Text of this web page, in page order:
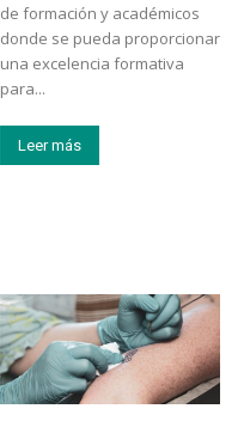
de formación y académicos
donde se pueda proporcionar
una excelencia formativa
para...
Leer más